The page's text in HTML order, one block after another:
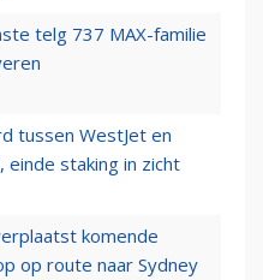
telg 737 MAX-familie
tussen WestJet en
einde staking in zicht
komende
op route naar Sydney